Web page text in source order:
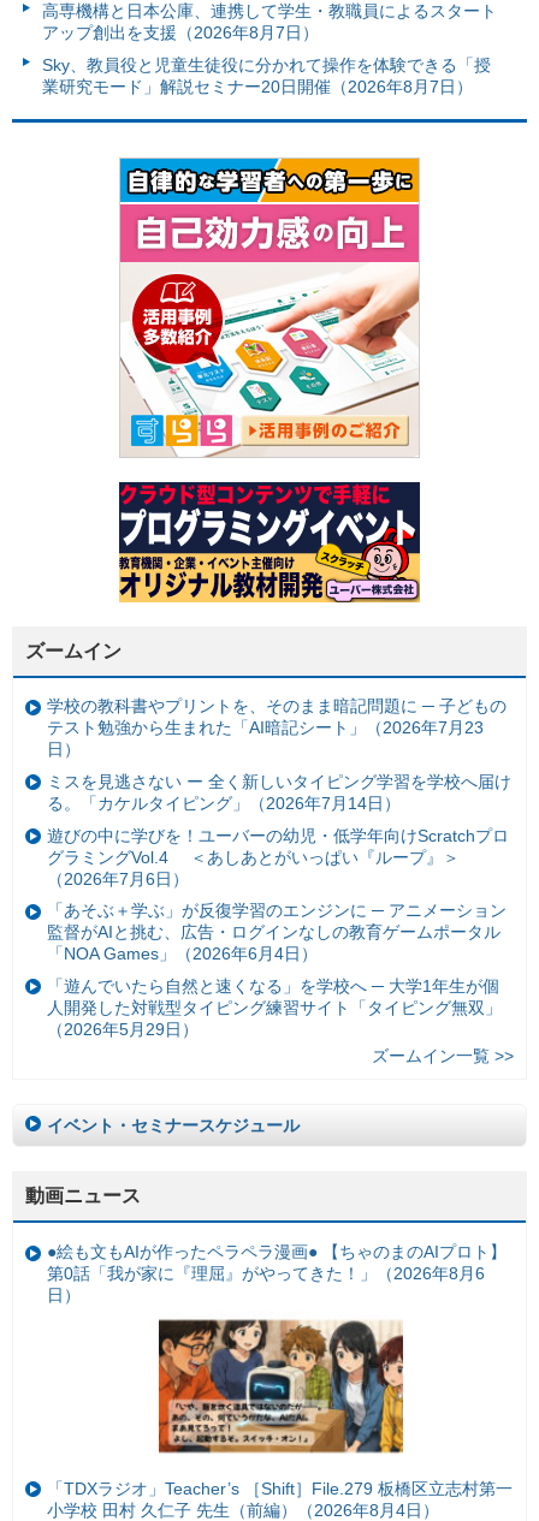
高専機構と日本公庫、連携して学生・教職員によるスタート
アップ創出を支援（2026年8月7日）
Sky、教員役と児童生徒役に分かれて操作を体験できる「授
業研究モード」解説セミナー20日開催（2026年8月7日）
ズームイン
学校の教科書やプリントを、そのまま暗記問題に ─ 子どもの
テスト勉強から生まれた「AI暗記シート」（2026年7月23
日）
ミスを見逃さない ー 全く新しいタイピング学習を学校へ届け
る。「カケルタイピング」（2026年7月14日）
遊びの中に学びを！ユーバーの幼児・低学年向けScratchプロ
グラミングVol.4 ＜あしあとがいっぱい『ループ』＞
（2026年7月6日）
「あそぶ＋学ぶ」が反復学習のエンジンに ─ アニメーション
監督がAIと挑む、広告・ログインなしの教育ゲームポータル
「NOA Games」（2026年6月4日）
「遊んでいたら自然と速くなる」を学校へ ─ 大学1年生が個
人開発した対戦型タイピング練習サイト「タイピング無双」
（2026年5月29日）
ズームイン一覧 >>
イベント・セミナースケジュール
動画ニュース
●絵も文もAIが作ったペラペラ漫画● 【ちゃのまのAIプロト】
第0話「我が家に『理屈』がやってきた！」（2026年8月6
日）
「TDXラジオ」Teacher’s ［Shift］File.279 板橋区立志村第一
小学校 田村 久仁子 先生（前編）（2026年8月4日）